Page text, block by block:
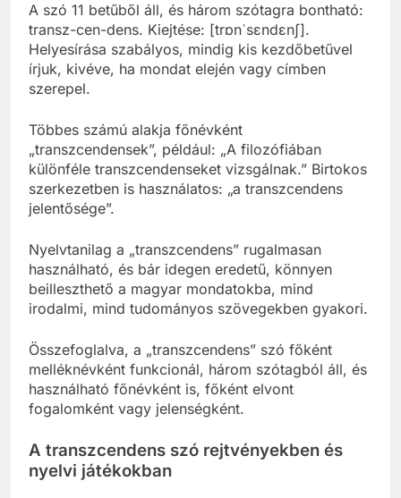
A szó 11 betűből áll, és három szótagra bontható:
transz-cen-dens. Kiejtése: [trɒnˈsɛndɛnʃ].
Helyesírása szabályos, mindig kis kezdőbetűvel
írjuk, kivéve, ha mondat elején vagy címben
szerepel.
Többes számú alakja főnévként
„transzcendensek”, például: „A filozófiában
különféle transzcendenseket vizsgálnak.” Birtokos
szerkezetben is használatos: „a transzcendens
jelentősége”.
Nyelvtanilag a „transzcendens” rugalmasan
használható, és bár idegen eredetű, könnyen
beilleszthető a magyar mondatokba, mind
irodalmi, mind tudományos szövegekben gyakori.
Összefoglalva, a „transzcendens” szó főként
melléknévként funkcionál, három szótagból áll, és
használható főnévként is, főként elvont
fogalomként vagy jelenségként.
A transzcendens szó rejtvényekben és
nyelvi játékokban